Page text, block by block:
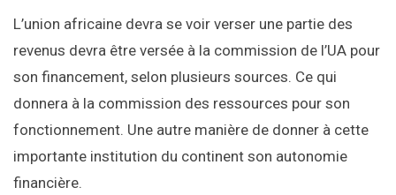
L’union africaine devra se voir verser une partie des
revenus devra être versée à la commission de l’UA pour
son financement, selon plusieurs sources. Ce qui
donnera à la commission des ressources pour son
fonctionnement. Une autre manière de donner à cette
importante institution du continent son autonomie
financière.